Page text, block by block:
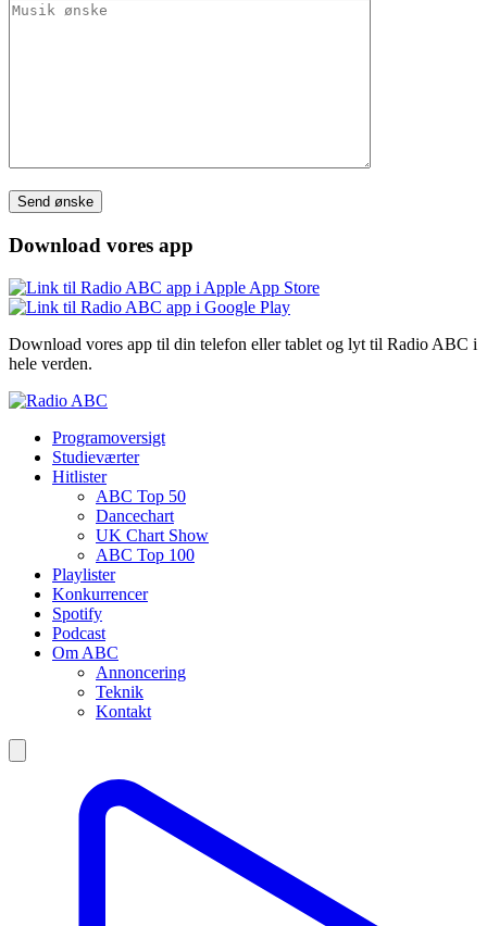
Please leave this field empty.
Download vores app
Download vores app til din telefon eller tablet og lyt til Radio ABC i
hele verden.
Programoversigt
Studieværter
Hitlister
ABC Top 50
Dancechart
UK Chart Show
ABC Top 100
Playlister
Konkurrencer
Spotify
Podcast
Om ABC
Annoncering
Teknik
Kontakt